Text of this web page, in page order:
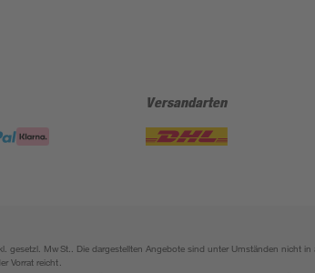
Versandarten
gesetzl. MwSt.. Die dargestellten Angebote sind unter Umständen nicht
Vorrat reicht.